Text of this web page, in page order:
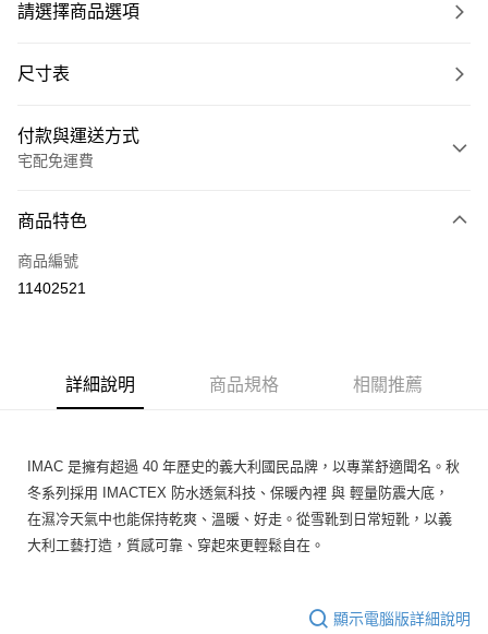
請選擇商品選項
尺寸表
付款與運送方式
宅配免運費
信用卡一次付款
Apple Pay
ATM付款
宅配
免運費
商品特色
商品編號
11402521
詳細說明 商品規格 相關推薦
IMAC 是擁有超過 40 年歷史的義大利國民品牌，以專業舒適聞名。秋
冬系列採用 IMACTEX 防水透氣科技、保暖內裡 與 輕量防震大底，
在濕冷天氣中也能保持乾爽、溫暖、好走。從雪靴到日常短靴，以義
大利工藝打造，質感可靠、穿起來更輕鬆自在。
顯示電腦版詳細說明